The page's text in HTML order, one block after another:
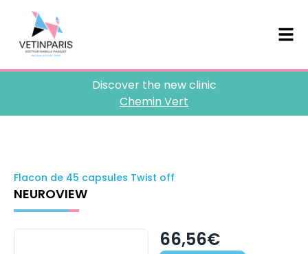
Discover the new clinic
Chemin Vert
Flacon de 45 capsules Twist off
NEUROVIEW
66,56€